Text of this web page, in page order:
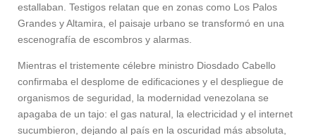
estallaban. Testigos relatan que en zonas como Los Palos
Grandes y Altamira, el paisaje urbano se transformó en una
escenografía de escombros y alarmas.
Mientras el tristemente célebre ministro Diosdado Cabello
confirmaba el desplome de edificaciones y el despliegue de
organismos de seguridad, la modernidad venezolana se
apagaba de un tajo: el gas natural, la electricidad y el internet
sucumbieron, dejando al país en la oscuridad más absoluta,